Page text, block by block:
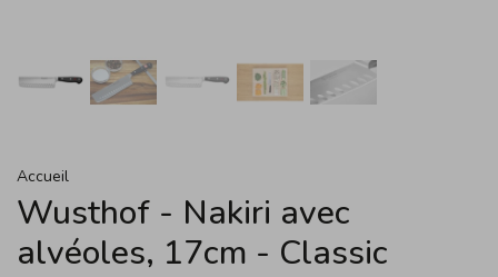
Accueil
Wusthof - Nakiri avec
alvéoles, 17cm - Classic